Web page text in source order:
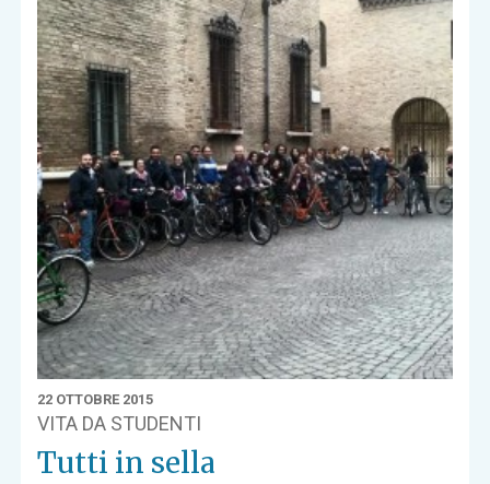
22 OTTOBRE 2015
VITA DA STUDENTI
Tutti in sella